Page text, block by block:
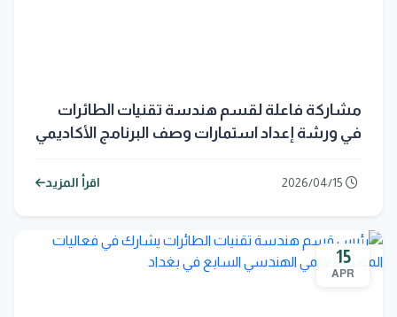
مشاركة فاعلة لقسم هندسة تقنيات الطائرات
في ورشة إعداد استمارات وصف البرنامج الأكاديمي
اقرأ المزيد
15
APR